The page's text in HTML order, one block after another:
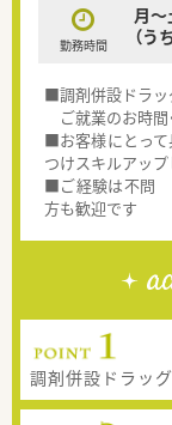
勤務時間
月～
（う
■調剤併設ドラ
ご就業のお時間
■お客様にとって
つけスキルアッ
■ご経験は不問
方も歓迎です
調剤併設ドラッ